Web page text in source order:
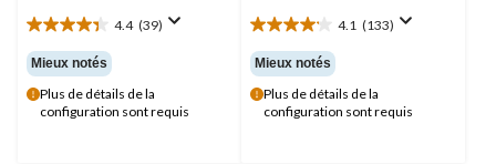
4.4 (39)
4.4
étoile(s)
sur
5.
39
Mieux notés
Plus de détails de la
configuration sont requis
4.1 (133)
4.1
étoile(s)
sur
5.
133
Mieux notés
Plus de détails de la
configuration sont requis